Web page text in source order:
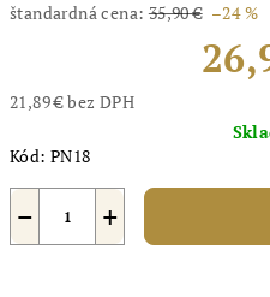
štandardná cena: 35,90 € –24 %
21,89 € bez DPH
cena:
Kód: PN18
+
−